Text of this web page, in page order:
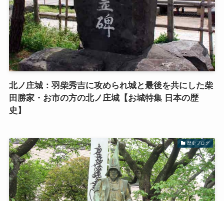
北ノ庄城：羽柴秀吉に攻められ城と最後を共にした柴
田勝家・お市の方の北ノ庄城【お城特集 日本の歴
史】
歴史ブログ